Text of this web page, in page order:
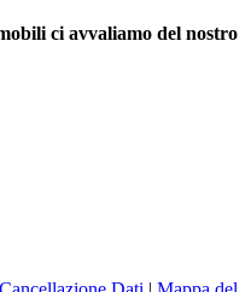
ci avvaliamo del nostro